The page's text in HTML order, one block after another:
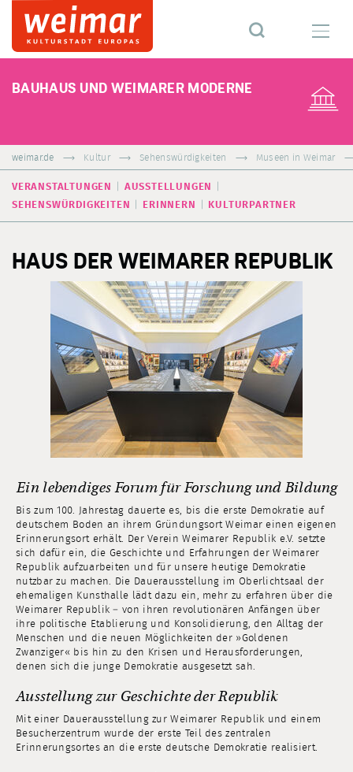
BAUHAUS UND WEIMARER MODERNE
weimar.de Kultur Sehenswürdigkeiten Museen in Weimar
VERANSTALTUNGEN
AUSSTELLUNGEN
SEHENSWÜRDIGKEITEN
ERINNERN KULTURPARTNER
HAUS DER WEIMARER REPUBLIK
Ein lebendiges Forum für Forschung und Bildung
Bis zum 100. Jahrestag dauerte es, bis die erste Demokratie auf
deutschem Boden an ihrem Gründungsort Weimar einen eigenen
Erinnerungsort erhält. Der Verein Weimarer Republik e.V. setzte
sich dafür ein, die Geschichte und Erfahrungen der Weimarer
Republik aufzuarbeiten und für unsere heutige Demokratie
nutzbar zu machen. Die Dauerausstellung im Oberlichtsaal der
ehemaligen Kunsthalle lädt dazu ein, mehr zu erfahren über die
Weimarer Republik – von ihren revolutionären Anfängen über
ihre politische Etablierung und Konsolidierung, den Alltag der
Menschen und die neuen Möglichkeiten der »Goldenen
Zwanziger« bis hin zu den Krisen und Herausforderungen,
denen sich die junge Demokratie ausgesetzt sah.
Ausstellung zur Geschichte der Republik
Mit einer Dauerausstellung zur Weimarer Republik und einem
Besucherzentrum wurde der erste Teil des zentralen
Erinnerungsortes an die erste deutsche Demokratie realisiert.